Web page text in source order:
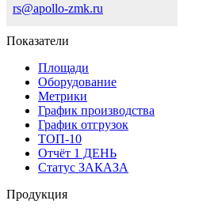
rs@apollo-zmk.ru
Показатели
Площади
Оборудование
Метрики
График производства
График отгрузок
ТОП-10
Отчёт 1 ДЕНЬ
Статус ЗАКАЗА
Продукция